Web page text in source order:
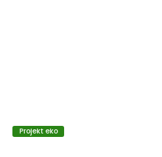
Projekt eko